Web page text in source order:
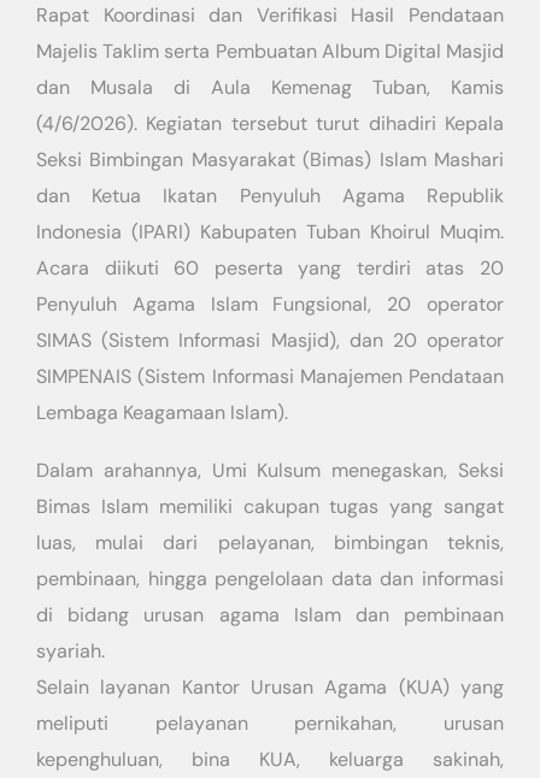
Rapat Koordinasi dan Verifikasi Hasil Pendataan
Majelis Taklim serta Pembuatan Album Digital Masjid
dan Musala di Aula Kemenag Tuban, Kamis
(4/6/2026). Kegiatan tersebut turut dihadiri Kepala
Seksi Bimbingan Masyarakat (Bimas) Islam Mashari
dan Ketua Ikatan Penyuluh Agama Republik
Indonesia (IPARI) Kabupaten Tuban Khoirul Muqim.
Acara diikuti 60 peserta yang terdiri atas 20
Penyuluh Agama Islam Fungsional, 20 operator
SIMAS (Sistem Informasi Masjid), dan 20 operator
SIMPENAIS (Sistem Informasi Manajemen Pendataan
Lembaga Keagamaan Islam).
Dalam arahannya, Umi Kulsum menegaskan, Seksi
Bimas Islam memiliki cakupan tugas yang sangat
luas, mulai dari pelayanan, bimbingan teknis,
pembinaan, hingga pengelolaan data dan informasi
di bidang urusan agama Islam dan pembinaan
syariah.
Selain layanan Kantor Urusan Agama (KUA) yang
meliputi pelayanan pernikahan, urusan
kepenghuluan, bina KUA, keluarga sakinah,